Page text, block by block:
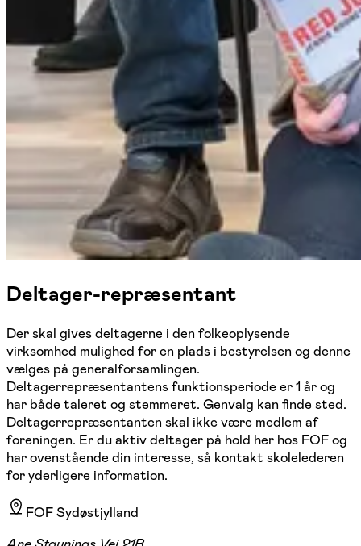
Deltager-repræsentant
Der skal gives deltagerne i den folkeoplysende
virksomhed mulighed for en plads i bestyrelsen og denne
vælges på generalforsamlingen.
Deltagerrepræsentantens funktionsperiode er 1 år og
har både taleret og stemmeret. Genvalg kan finde sted.
Deltagerrepræsentanten skal ikke være medlem af
foreningen. Er du aktiv deltager på hold her hos FOF og
har ovenstående din interesse, så kontakt skolelederen
for yderligere information.
FOF Sydøstjylland